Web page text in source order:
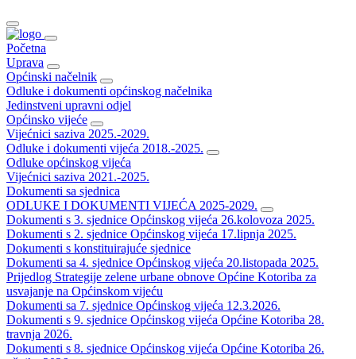
Početna
Uprava
Općinski načelnik
Odluke i dokumenti općinskog načelnika
Jedinstveni upravni odjel
Općinsko vijeće
Vijećnici saziva 2025.-2029.
Odluke i dokumenti vijeća 2018.-2025.
Odluke općinskog vijeća
Vijećnici saziva 2021.-2025.
Dokumenti sa sjednica
ODLUKE I DOKUMENTI VIJEĆA 2025-2029.
Dokumenti s 3. sjednice Općinskog vijeća 26.kolovoza 2025.
Dokumenti s 2. sjednice Općinskog vijeća 17.lipnja 2025.
Dokumenti s konstituirajuće sjednice
Dokumenti sa 4. sjednice Općinskog vijeća 20.listopada 2025.
Prijedlog Strategije zelene urbane obnove Općine Kotoriba za
usvajanje na Općinskom vijeću
Dokumenti sa 7. sjednice Općinskog vijeća 12.3.2026.
Dokumenti s 9. sjednice Općinskog vijeća Općine Kotoriba 28.
travnja 2026.
Dokumenti s 8. sjednice Općinskog vijeća Općine Kotoriba 26.